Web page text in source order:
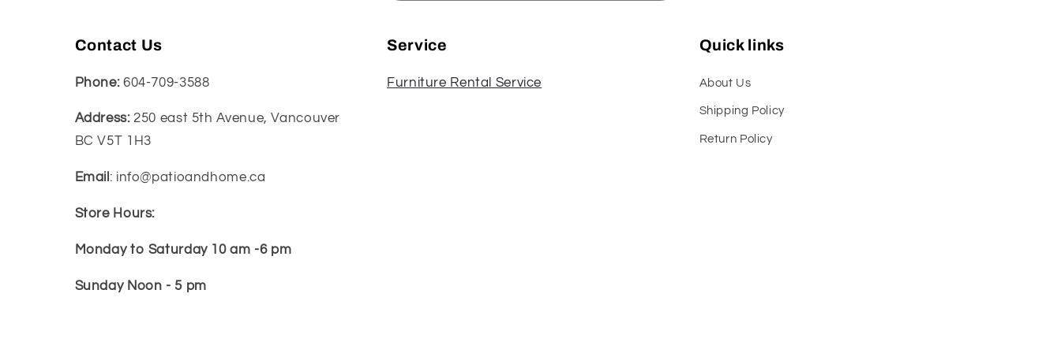
Contact Us
Phone: 604-709-3588
Address:250 east 5th Avenue, Vancouver
BC V5T 1H3
Email : info@patioandhome.ca
Store Hours:
Monday to Saturday 10 am -6 pm
Sunday Noon - 5 pm
Service
Furniture Rental Service
Quick links
About Us
Shipping Policy
Return Policy